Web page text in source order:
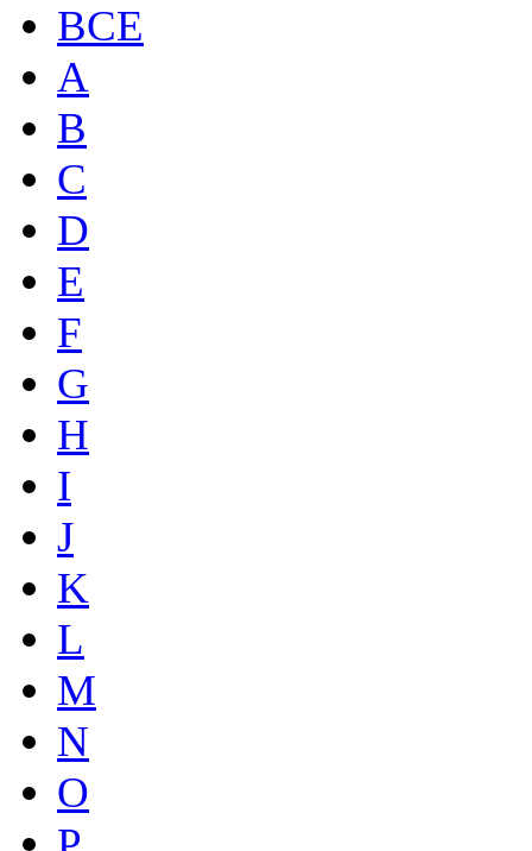
ВСЕ
A
B
C
D
E
F
G
H
I
J
K
L
M
N
O